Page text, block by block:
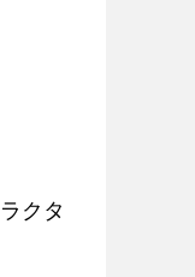
クタ